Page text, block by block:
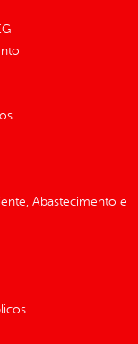
Abastecimento e